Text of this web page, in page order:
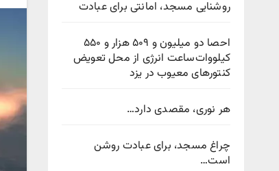
روشنایی مسجد، امانتی برای عبادت
احصا دو میلیون و ۵۰۹ هزار و ۵۵۰
کیلووات‌ساعت انرژی از محل تعویض
کنتورهای معیوب در یزد
هر نوری، مقصدی دارد…
چراغ مسجد، برای عبادت روشن
است…